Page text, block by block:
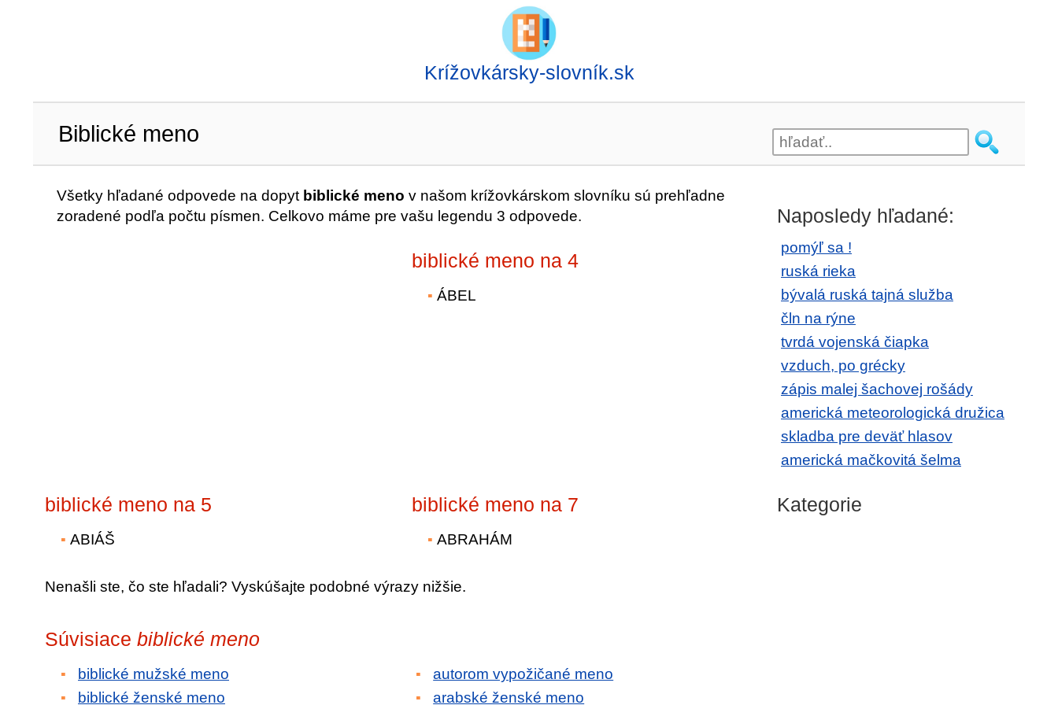
Krížovkársky-slovník.sk
Biblické meno
Všetky hľadané odpovede na dopyt biblické meno v našom krížovkárskom slovníku sú prehľadne
zoradené podľa počtu písmen. Celkovo máme pre vašu legendu 3 odpovede.
biblické meno na 4
ÁBEL
biblické meno na 5
ABIÁŠ
biblické meno na 7
ABRAHÁM
Nenašli ste, čo ste hľadali? Vyskúšajte podobné výrazy nižšie.
Súvisiace biblické meno
biblické mužské meno
biblické ženské meno
autorom vypožičané meno
arabské ženské meno
Naposledy hľadané:
pomýľ sa !
ruská rieka
bývalá ruská tajná služba
čln na rýne
tvrdá vojenská čiapka
vzduch, po grécky
zápis malej šachovej rošády
americká meteorologická družica
skladba pre deväť hlasov
americká mačkovitá šelma
Kategorie